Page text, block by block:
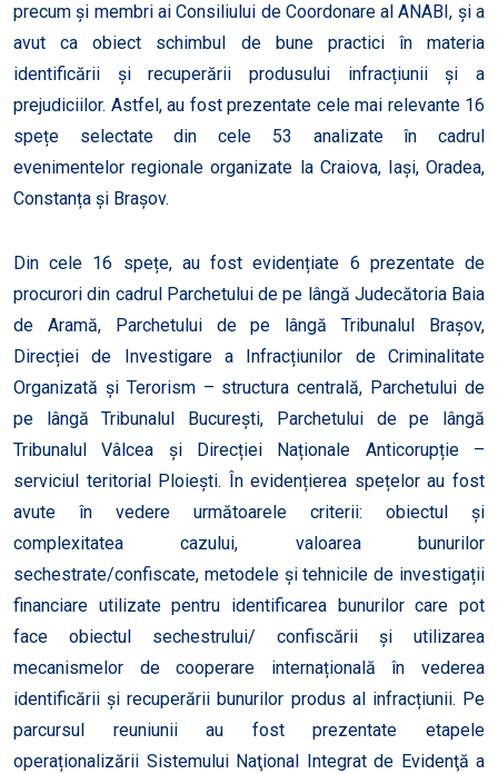
precum și membri ai Consiliului de Coordonare al ANABI, și a
avut ca obiect schimbul de bune practici în materia
identificării și recuperării produsului infracțiunii și a
prejudiciilor. Astfel, au fost prezentate cele mai relevante 16
spețe selectate din cele 53 analizate în cadrul
evenimentelor regionale organizate la Craiova, Iași, Oradea,
Constanța și Brașov.
Din cele 16 spețe, au fost evidențiate 6 prezentate de
procurori din cadrul Parchetului de pe lângă Judecătoria Baia
de Aramă, Parchetului de pe lângă Tribunalul Brașov,
Direcției de Investigare a Infracțiunilor de Criminalitate
Organizată și Terorism – structura centrală, Parchetului de
pe lângă Tribunalul București, Parchetului de pe lângă
Tribunalul Vâlcea și Direcției Naționale Anticorupție –
serviciul teritorial Ploiești. În evidențierea spețelor au fost
avute în vedere următoarele criterii: obiectul și
complexitatea cazului, valoarea bunurilor
sechestrate/confiscate, metodele și tehnicile de investigații
financiare utilizate pentru identificarea bunurilor care pot
face obiectul sechestrului/ confiscării și utilizarea
mecanismelor de cooperare internațională în vederea
identificării și recuperării bunurilor produs al infracțiunii. Pe
parcursul reuniunii au fost prezentate etapele
operaționalizării Sistemului Naţional Integrat de Evidenţă a